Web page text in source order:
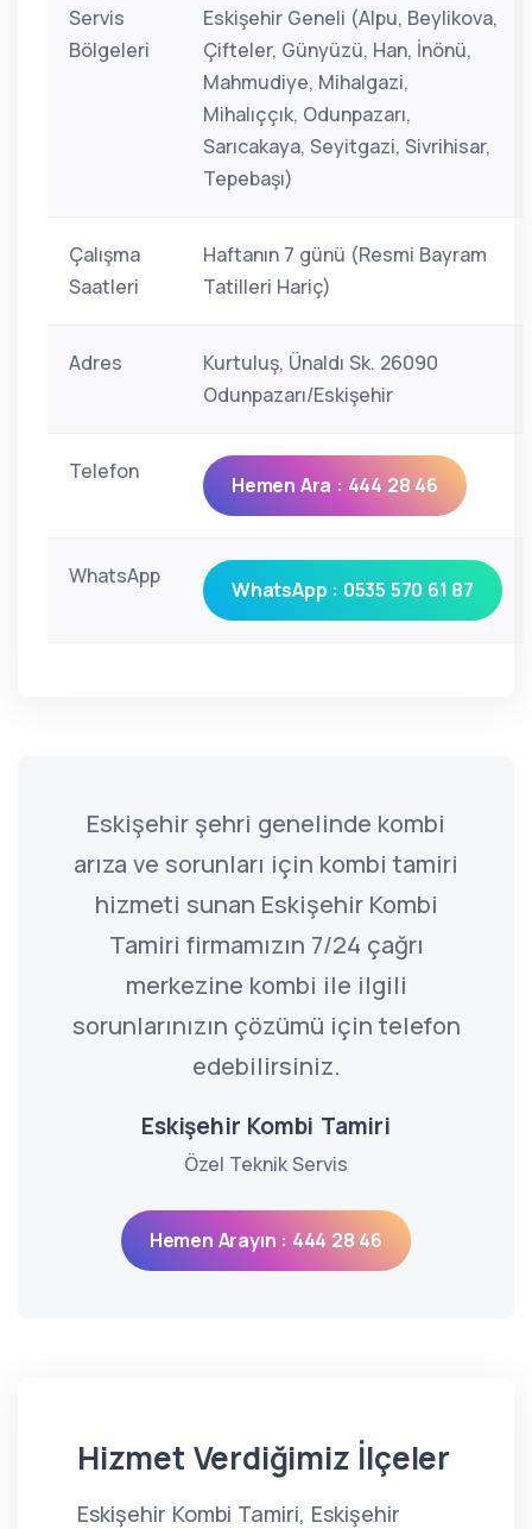
Servis
Bölgeleri
Eskişehir Geneli (Alpu, Beylikova,
Çifteler, Günyüzü, Han, İnönü,
Mahmudiye, Mihalgazi,
Mihalıççık, Odunpazarı,
Sarıcakaya, Seyitgazi, Sivrihisar,
Tepebaşı)
Çalışma
Saatleri
Haftanın 7 günü (Resmi Bayram
Tatilleri Hariç)
Adres
Kurtuluş, Ünaldı Sk. 26090
Odunpazarı/Eskişehir
Telefon
Hemen Ara : 444 28 46
WhatsApp
WhatsApp : 0535 570 61 87
Eskişehir şehri genelinde kombi
arıza ve sorunları için kombi tamiri
hizmeti sunan Eskişehir Kombi
Tamiri firmamızın 7/24 çağrı
merkezine kombi ile ilgili
sorunlarınızın çözümü için telefon
edebilirsiniz.
Eskişehir Kombi Tamiri
Özel Teknik Servis
Hemen Arayın : 444 28 46
Hizmet Verdiğimiz İlçeler
Eskişehir Kombi Tamiri, Eskişehir